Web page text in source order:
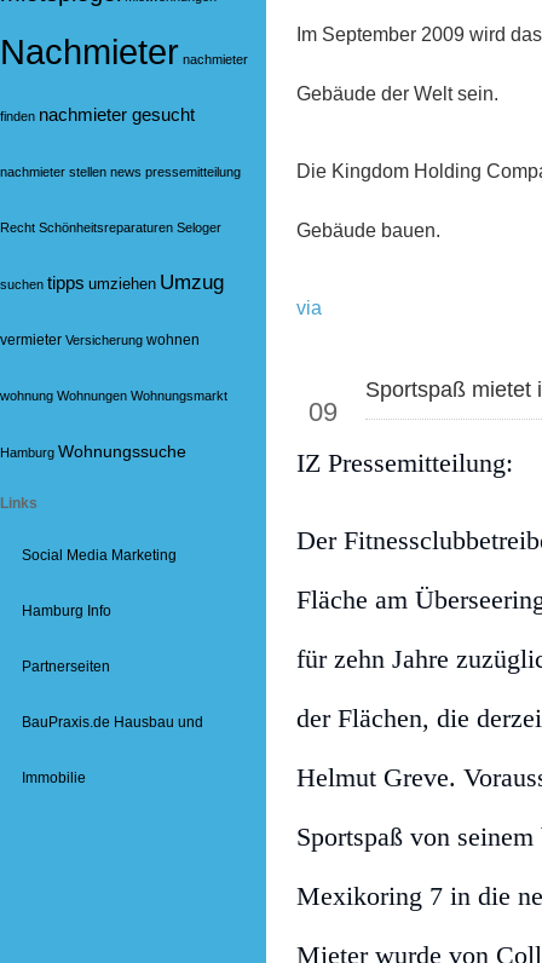
Nachmieter nachmieter
finden nachmieter gesucht
nachmieter stellen news pressemitteilung
Recht Schönheitsreparaturen Seloger
suchen tipps umziehen Umzug
vermieter Versicherung wohnen
wohnung Wohnungen Wohnungsmarkt
Hamburg Wohnungssuche
Links
Social Media Marketing
Hamburg Info
Partnerseiten
BauPraxis.de Hausbau und
Immobilie
Im September 2009 wird
Gebäude der Welt sein.
Die Kingdom Holding
Gebäude bauen.
via
09
Sportspaß mietet
IZ Pressemitteilung:
Der
Fläche am
für zehn Jahre
der Flächen, die
Helmut Greve.
Sportspaß von
Mexikoring 7 in die
Mieter wurde von